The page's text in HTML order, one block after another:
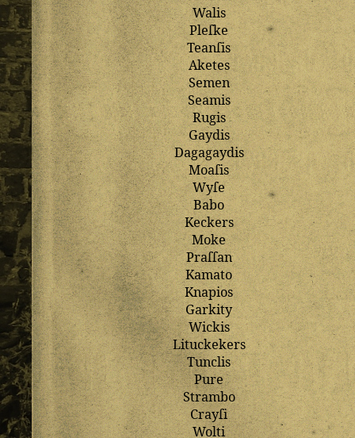
Walis
Pleſke
Teanſis
Aketes
Semen
Seamis
Rugis
Gaydis
Dagagaydis
Moaſis
Wyſe
Babo
Keckers
Moke
Praſſan
Kamato
Knapios
Garkity
Wickis
Lituckekers
Tunclis
Pure
Strambo
Crayſi
Wolti